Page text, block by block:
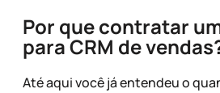
Por que contratar
para CRM de
Até aqui você já entendeu o